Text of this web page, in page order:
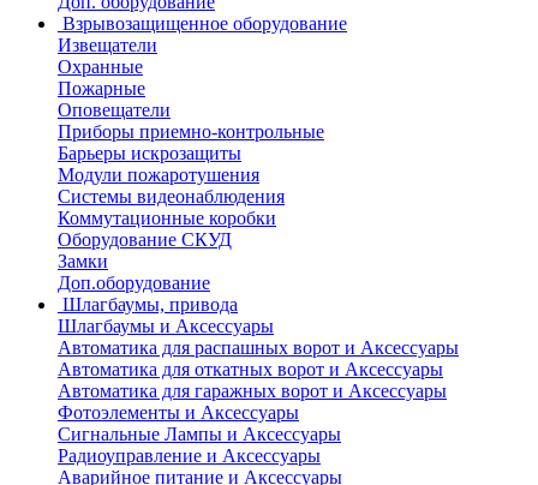
Взрывозащищенное оборудование
Извещатели
Охранные
Пожарные
Оповещатели
Приборы приемно-контрольные
Барьеры искрозащиты
Модули пожаротушения
Системы видеонаблюдения
Коммутационные коробки
Оборудование СКУД
Замки
Доп.оборудование
Шлагбаумы, привода
Шлагбаумы и Аксессуары
Автоматика для распашных ворот и Аксессуары
Автоматика для откатных ворот и Аксессуары
Автоматика для гаражных ворот и Аксессуары
Фотоэлементы и Аксессуары
Сигнальные Лампы и Аксессуары
Радиоуправление и Аксессуары
Аварийное питание и Аксессуары